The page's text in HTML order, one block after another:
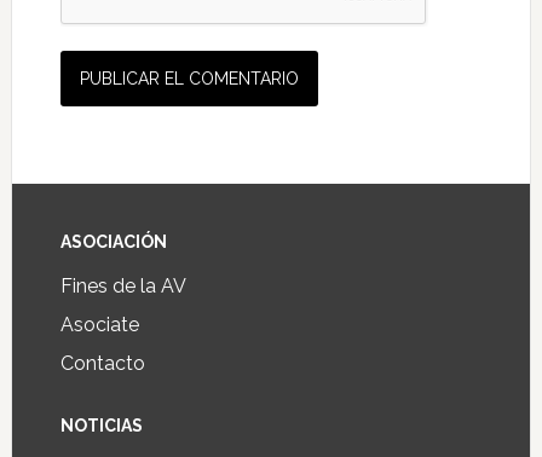
ASOCIACIÓN
Fines de la AV
Asociate
Contacto
NOTICIAS